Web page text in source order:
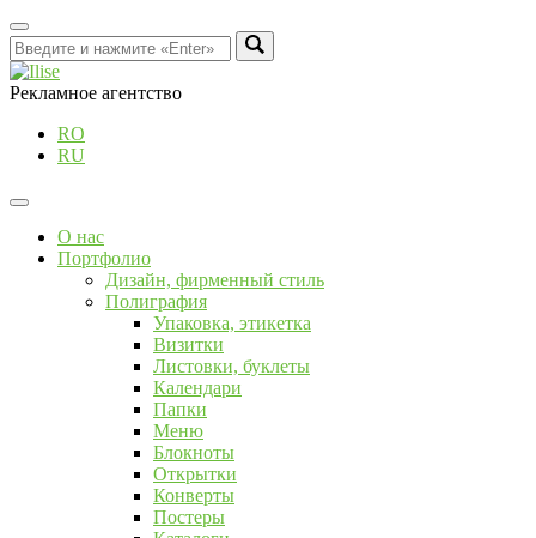
Рекламное агентство
RO
RU
О нас
Портфолио
Дизайн, фирменный стиль
Полиграфия
Упаковка, этикетка
Визитки
Листовки, буклеты
Календари
Папки
Меню
Блокноты
Открытки
Конверты
Постеры